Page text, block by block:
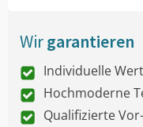
Wirgarantieren
Individuelle
Hochmoderne
Qualifizierte